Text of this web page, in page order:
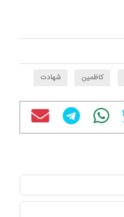
کاظمین شهادت